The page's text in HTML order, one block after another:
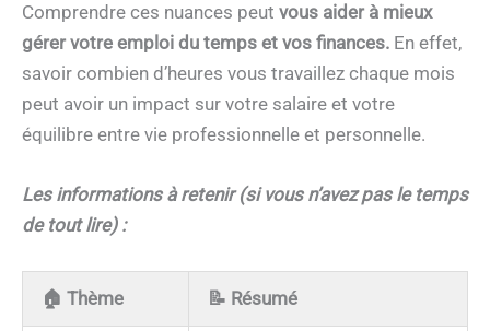
Comprendre ces nuances peut vous aider à mieux
gérer votre emploi du temps et vos finances. En effet,
savoir combien d’heures vous travaillez chaque mois
peut avoir un impact sur votre salaire et votre
équilibre entre vie professionnelle et personnelle.
Les informations à retenir (si vous n’avez pas le temps
de tout lire) :
🏠 Thème 📝 Résumé